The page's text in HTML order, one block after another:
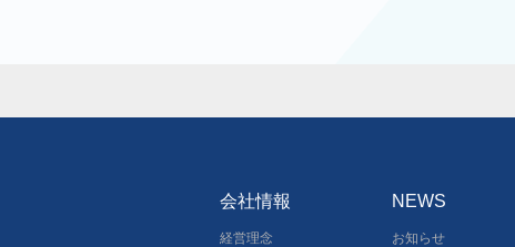
会社情報
経営理念
NEWS
お知らせ